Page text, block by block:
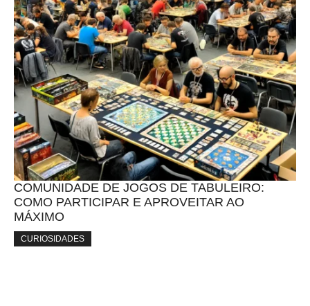
COMUNIDADE DE JOGOS DE TABULEIRO:
COMO PARTICIPAR E APROVEITAR AO
MÁXIMO
CURIOSIDADES